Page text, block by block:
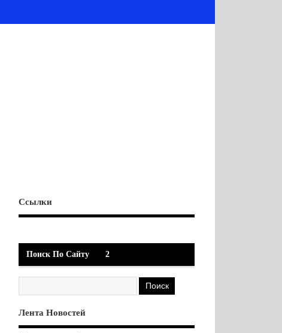
Ссылки
Поиск По Сайту 2
Лента Новостей